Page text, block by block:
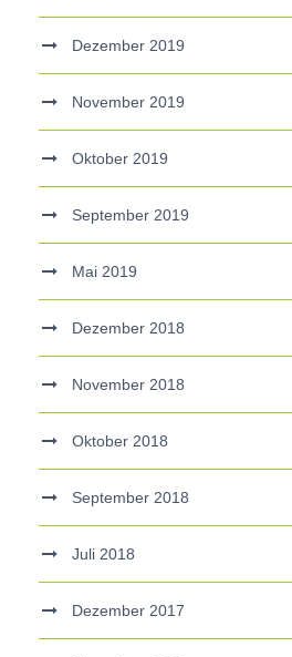
Dezember 2019
November 2019
Oktober 2019
September 2019
Mai 2019
Dezember 2018
November 2018
Oktober 2018
September 2018
Juli 2018
Dezember 2017